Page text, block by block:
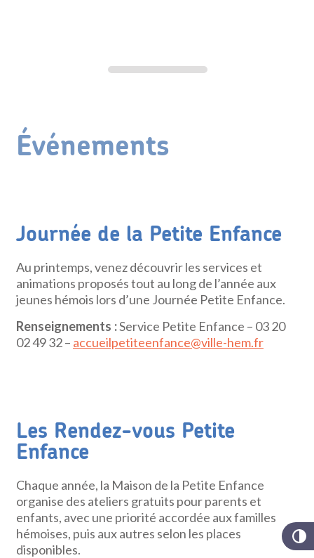
Événements
Journée de la Petite Enfance
Au printemps, venez découvrir les services et
animations proposés tout au long de l’année aux
jeunes hémois lors d’une Journée Petite Enfance.
Renseignements :Service Petite Enfance – 03 20
02 49 32 – accueilpetiteenfance@ville-hem.fr
Les Rendez-vous Petite
Enfance
Chaque année, la Maison de la Petite Enfance
organise des ateliers gratuits pour parents et
enfants, avec une priorité accordée aux familles
hémoises, puis aux autres selon les places
disponibles.